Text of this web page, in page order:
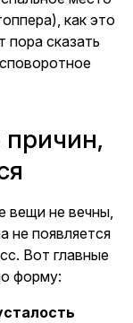
как это
пора сказать
причин,
вещи не вечны,
не появляется
Вот главные
форму: